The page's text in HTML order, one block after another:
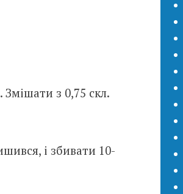
Змішати з 0,75 скл.
і збивати 10-